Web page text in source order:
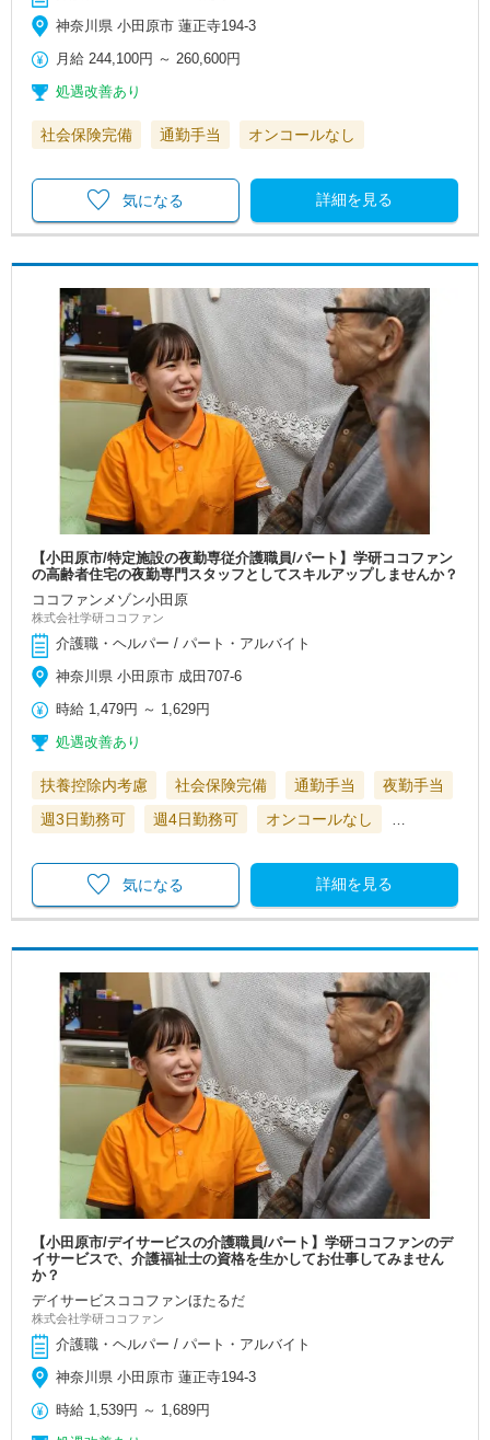
神奈川県 小田原市 蓮正寺194-3
月給 244,100円 ～260,600円
処遇改善あり
社会保険完備 通勤手当 オンコールなし
詳細を見る
気になる
【小田原市/特定施設の夜勤専従介護職員/パート】学研ココファン
の高齢者住宅の夜勤専門スタッフとしてスキルアップしませんか？
ココファンメゾン小田原
株式会社学研ココファン
介護職・ヘルパー / パート・アルバイト
神奈川県 小田原市 成田707-6
時給 1,479円 ～ 1,629円
処遇改善あり
扶養控除内考慮 社会保険完備 通勤手当
夜勤手当
週3日勤務可
週4日勤務可 オンコールなし …
詳細を見る
気になる
【小田原市/デイサービスの介護職員/パート】学研ココファンのデ
イサービスで、介護福祉士の資格を生かしてお仕事してみません
か？
デイサービスココファンほたるだ
株式会社学研ココファン
介護職・ヘルパー / パート・アルバイト
神奈川県 小田原市 蓮正寺194-3
時給 1,539円 ～ 1,689円